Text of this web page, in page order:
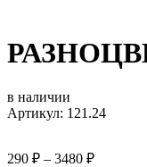
в наличии
Артикул: 121.24
290 ₽ – 3480 ₽